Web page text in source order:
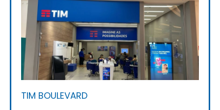
TIM BOULEVARD